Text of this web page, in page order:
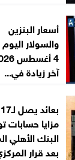
أسعار البنزين
والسولار اليوم
آخر زيادة في...
مزايا حسابات
البنك الأهلي
بعد قرار